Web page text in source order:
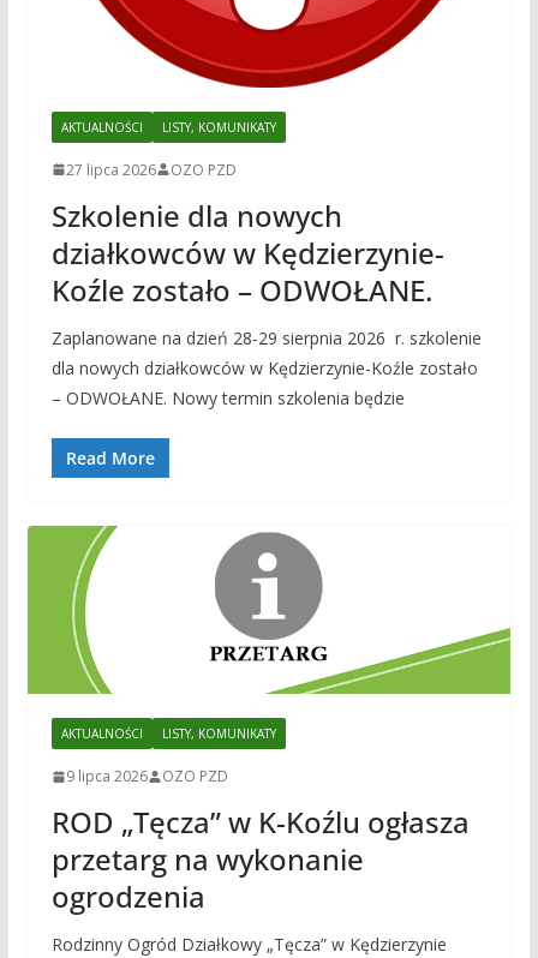
AKTUALNOŚCI LISTY, KOMUNIKATY
27 lipca 2026 OZO PZD
Szkolenie dla nowych
działkowców w Kędzierzynie-
Koźle zostało – ODWOŁANE.
Zaplanowane na dzień 28-29 sierpnia 2026 r. szkolenie
dla nowych działkowców w Kędzierzynie-Koźle zostało
– ODWOŁANE. Nowy termin szkolenia będzie
Read More
AKTUALNOŚCI LISTY, KOMUNIKATY
9 lipca 2026 OZO PZD
ROD „Tęcza” w K-Koźlu ogłasza
przetarg na wykonanie
ogrodzenia
Rodzinny Ogród Działkowy „Tęcza” w Kędzierzynie